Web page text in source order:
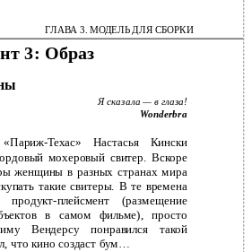
ГЛАВА 3. МОДЕЛЬ ДЛЯ СБОРКИ
3: Образ
Я сказала — в глаза!
Wonderbra
Техас» Настасья Кински
мохеровый свитер. Вскоре
женщины в разных странах мира
такие свитеры. В те времена
плейсмент (размещение
в самом фильме), просто
Вендерсу понравился такой
что кино создаст бум…